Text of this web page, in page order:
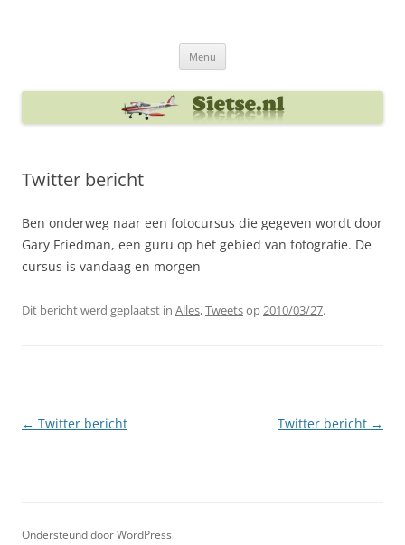
Menu
Twitter bericht
Ben onderweg naar een fotocursus die gegeven wordt door
Gary Friedman, een guru op het gebied van fotografie. De
cursus is vandaag en morgen
Dit bericht werd geplaatst in Alles,Tweetsop2010/03/27.
Berichtnavigatie
← Twitter bericht Twitter bericht →
Ondersteund door WordPress